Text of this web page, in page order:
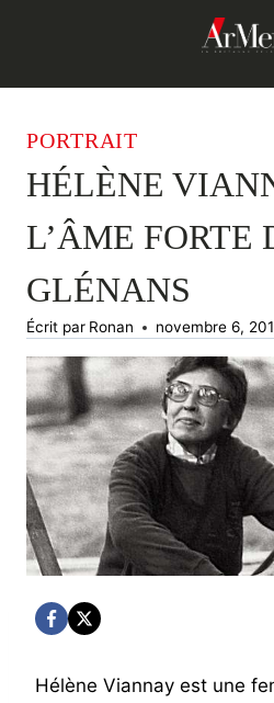
PORTRAIT
HÉLÈNE
L’ÂME FORTE
GLÉNANS
Écrit par Ronan novembre 6,
Hélène Viannay est une